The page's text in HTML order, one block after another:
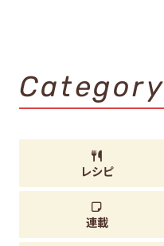
Category
レシピ
連載